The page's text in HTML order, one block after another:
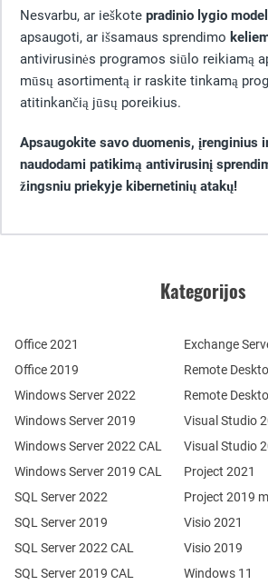
Nesvarbu, ar ieškote pradinio lygio
apsaugoti, ar išsamaus sprendimo
antivirusinės programos siūlo reikiamą
mūsų asortimentą ir raskite tinkamą
atitinkančią jūsų poreikius.
Apsaugokite savo duomenis, įrenginius
naudodami patikimą antivirusinį
žingsniu priekyje kibernetinių atakų!
Kategorijos
Office 2021
Office 2019
Windows Server 2022
Windows Server 2019
SQL Server 2022
SQL Server 2019
Windows Server 2022 CAL
Windows Server 2019 CAL
SQL Server 2022 CAL
SQL Server 2019 CAL
Remote
Remote
Exchange
Visual Studio
Visual Studio
Project 2021
Project 2019 m
Visio 2021
Visio 2019
Windows 11